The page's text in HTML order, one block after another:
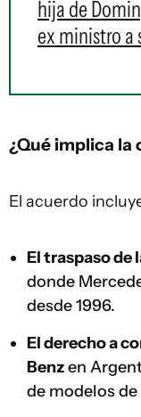
hija de
ex ministro a
¿Qué implica la
El acuerdo
El traspaso de
donde
desde 1996.
El derecho a
Benzen
de modelos